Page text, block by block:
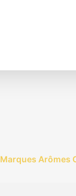
Marques Arômes